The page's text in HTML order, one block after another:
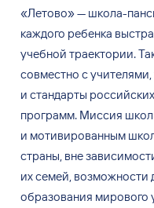
«Летово» — школа-
каждого ребенка
учебной траектории.
совместно с
и стандарты
программ. Миссия
и мотивированным
страны, вне
ихсемей, возможности
образования мирового